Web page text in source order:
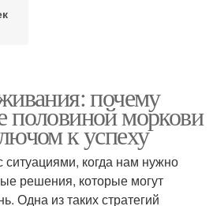
почему
половиной моркови
к успеху
когда нам нужно
решения, которые могут
Одна из таких стратегий